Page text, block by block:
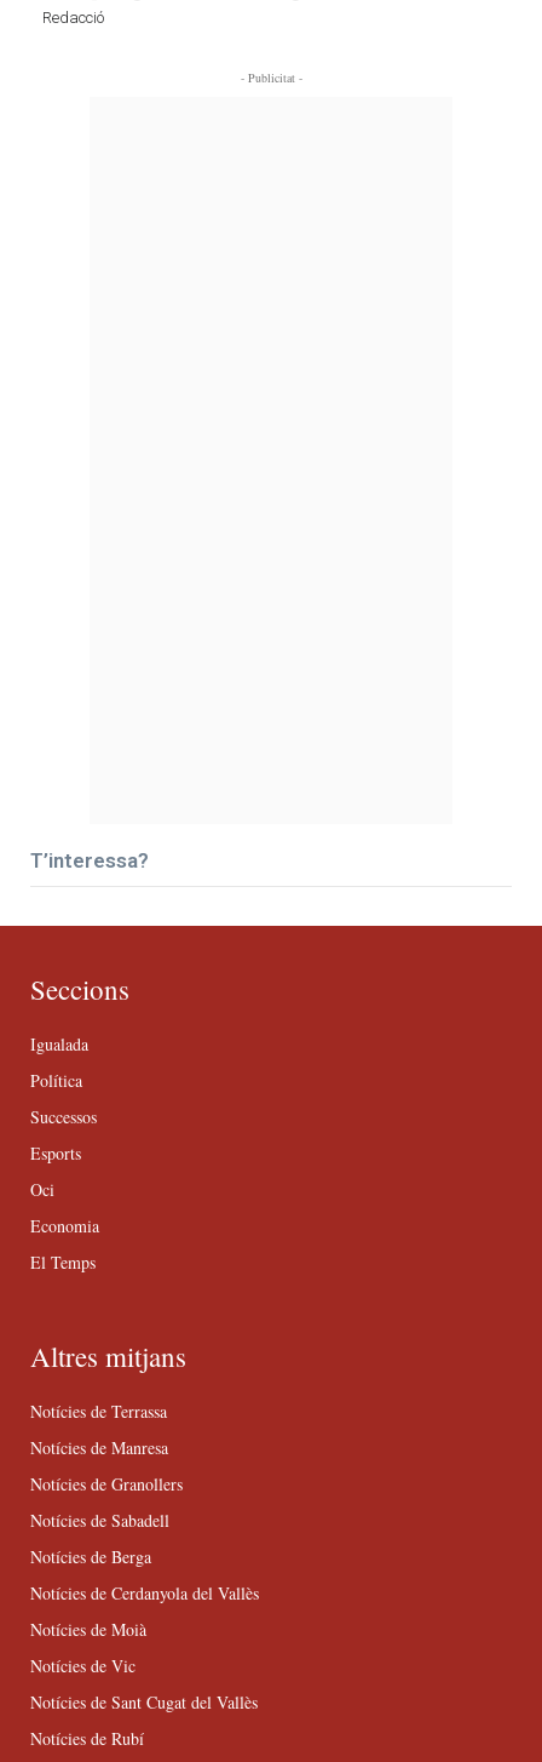
Redacció
- Publicitat -
T’interessa?
Seccions
Igualada
Política
Successos
Esports
Oci
Economia
El Temps
Altres mitjans
Notícies de Terrassa
Notícies de Manresa
Notícies de Granollers
Notícies de Sabadell
Notícies de Berga
Notícies de Cerdanyola del Vallès
Notícies de Moià
Notícies de Vic
Notícies de Sant Cugat del Vallès
Notícies de Rubí